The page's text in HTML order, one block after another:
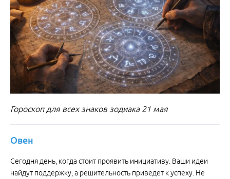
Гороскоп для всех знаков зодиака 21 мая
Овен
Сегодня день, когда стоит проявить инициативу. Ваши идеи
найдут поддержку, а решительность приведет к успеху. Не